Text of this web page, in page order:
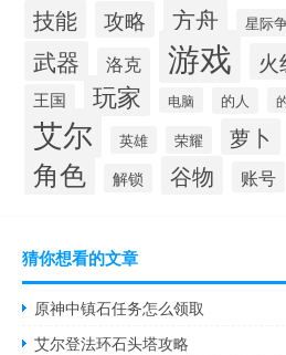
技能 攻略 方舟 星际
武器 洛克 游戏 火
王国 玩家 电脑 的人
艾尔 英雄 荣耀 萝卜
角色 解锁 谷物 账号
猜你想看的文章
原神中镇石任务怎么领取
艾尔登法环石头塔攻略